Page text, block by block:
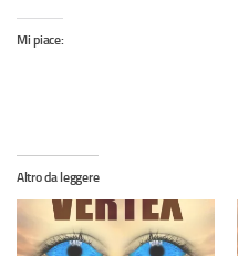
Mi piace:
Altro da leggere